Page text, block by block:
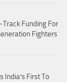
Funding For
Fighters
India’s First To